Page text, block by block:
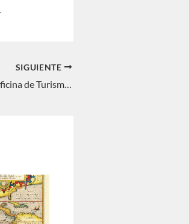
SIGUIENTE
Entrevista: Yongbin Yao, Director Oficina de Turismo de China en España. Carla Flores